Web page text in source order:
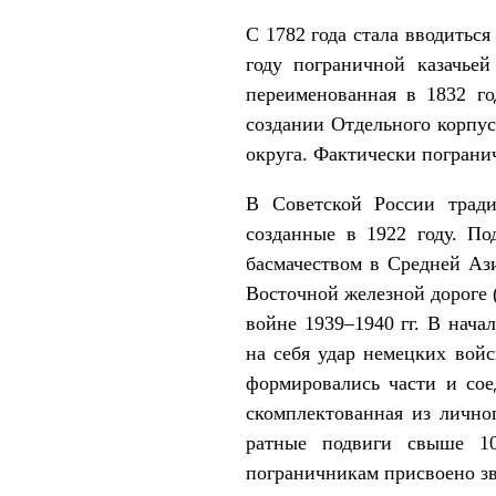
С 1782 года стала
году пограничной
переименованная в 1832
создании Отдельного
округа. Фактически
В Советской России
созданные в 1922 году.
басмачеством в Средней
Восточной железной
войне 1939–1940 гг. В
на себя удар немецких
формировались части и
скомплектованная из
ратные подвиги свыше
пограничникам присвоено